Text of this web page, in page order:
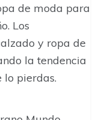
de moda para
Los
y ropa de
la tendencia
lo pierdas.